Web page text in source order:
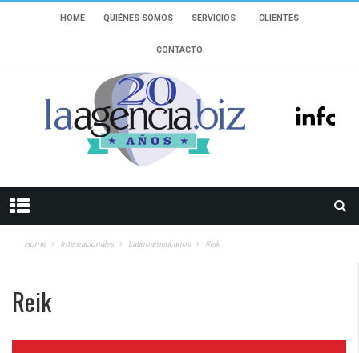
HOME QUIÉNES SOMOS SERVICIOS CLIENTES
CONTACTO
Home Internacionales Latinoamericanos Reik
Reik